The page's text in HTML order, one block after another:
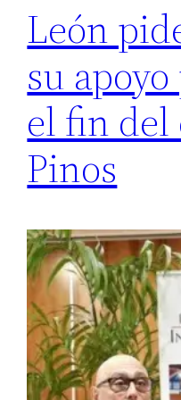
León
su
el fin
Pinos